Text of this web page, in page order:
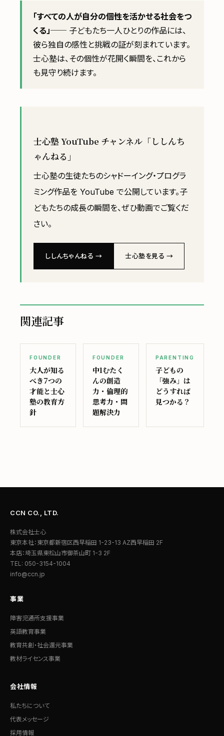
「すべての人が自分の個性を活かせる社会をつ
くる」── 子どもたち一人ひとりの作品には、
彼ら独自の感性と挑戦の証が刻まれています。
士心塾は、その個性が花開く瞬間を、これから
も見守り続けます。
士心塾 YouTube チャンネル「ししんち
ゃんねる」
士心塾の生徒たちのシャドーイング・プログラ
ミング作品を YouTube で公開しています。子
どもたちの成長の瞬間を、ぜひ動画でご覧くだ
さい。
ししんちゃんねる → 士心塾を見る →
関連記事
FOUNDER
大人が知る
べき7つの
才能と士心
塾の教育方
針
FOUNDER
中1むたく
んの創造
力・倫理的
思考力・問
題解決力
PARENTING
子どもの
「強み」は
どうすれば
見つかる？
CCN CO., LTD.
株式会社士心
東京本社：東京都新宿区西早稲田 1-23-13 AZ西早稲田 2F
本店：埼玉県東松山市御茶山町 1-3 2F
TEL: 050-3154-1004
info@ccn.jp
事業
障害児通所支援事業
英語教育事業
教育共創・社会還元事業
教材ライセンス事業
会社情報
私たちについて
代表メッセージ
採用情報